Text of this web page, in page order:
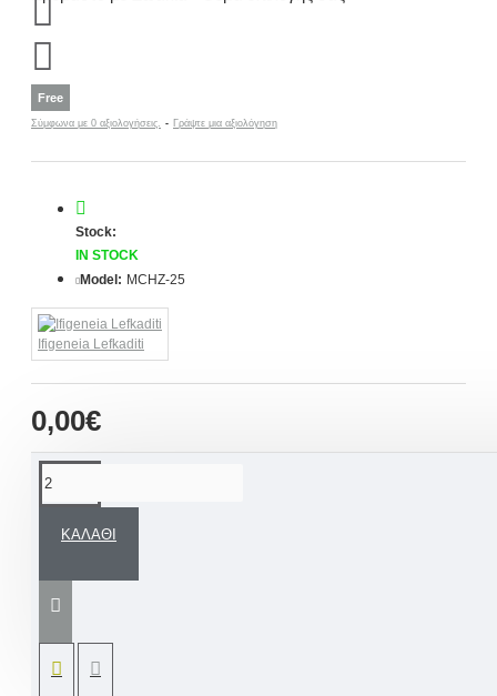
Free
Σύμφωνα με 0 αξιολογήσεις. - Γράψτε μια αξιολόγηση
0,00€
Stock:
IN STOCK
Model: MCHZ-25
Ifigeneia Lefkaditi
ΚΑΛΆΘΙ
βάπτισης
διακοσμητικό